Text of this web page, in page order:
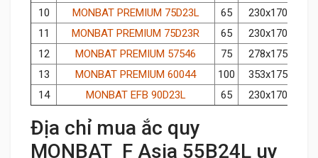
10
MONBAT PREMIUM 75D23L 65
230x170x220
11
MONBAT PREMIUM 75D23R 65
230x170x220
12
MONBAT PREMIUM 57546 75
278x175x175
13
MONBAT PREMIUM 60044 100
353x175x190
14
MONBAT EFB 90D23L 65 230x170x220
Địa chỉ mua ắc quy
MONBAT F Asia 55B24L uy